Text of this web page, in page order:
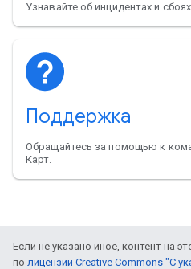
Узнавайте об инцидентах и
Поддержка
Обращайтесь за помощью к
Карт.
Если не указано иное, контент на
по лицензии Creative Commons "С